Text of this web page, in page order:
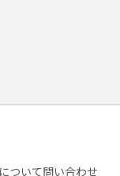
ついて問い合わせ